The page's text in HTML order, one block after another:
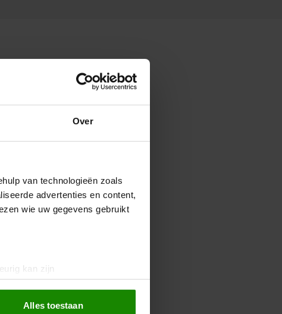
Over
van technologieën zoals
advertenties en content,
wie uw gegevens gebruikt
kan zijn
Alles toestaan